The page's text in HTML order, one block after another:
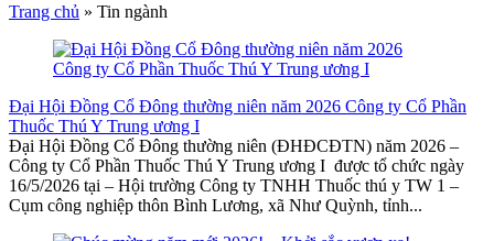
Trang chủ » Tin ngành
Đại Hội Đồng Cổ Đông thường niên năm 2026 Công ty Cổ Phần
Thuốc Thú Y Trung ương I
Đại Hội Đồng Cổ Đông thường niên (ĐHĐCĐTN) năm 2026 –
Công ty Cổ Phần Thuốc Thú Y Trung ương I được tổ chức ngày
16/5/2026 tại – Hội trường Công ty TNHH Thuốc thú y TW 1 –
Cụm công nghiệp thôn Bình Lương, xã Như Quỳnh, tỉnh...